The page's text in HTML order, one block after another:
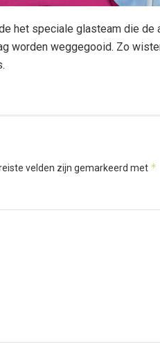
het speciale glasteam die
worden weggegooid. Zo
velden zijn gemarkeerd met *